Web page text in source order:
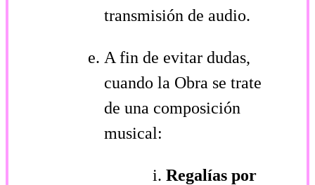
transmisión de audio.
A fin de evitar dudas,
cuando la Obra se trate
de una composición
musical:
Regalías por